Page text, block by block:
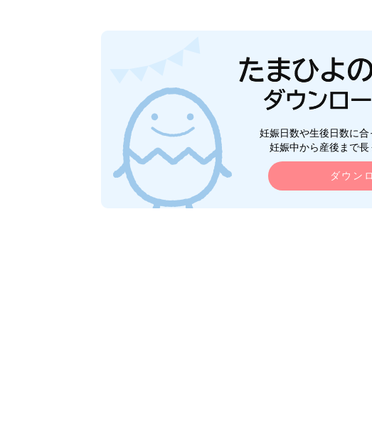
妊娠日数や生後日数に
妊娠中から産後まで
ダウン